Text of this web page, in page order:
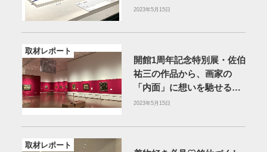
リー美術館】
2023年5月15日
取材レポート
開館1周年記念特別展・佐伯
祐三の作品から、画家の
「内面」に想いを馳せる
【大阪中之島美術館】
2023年5月15日
取材レポート